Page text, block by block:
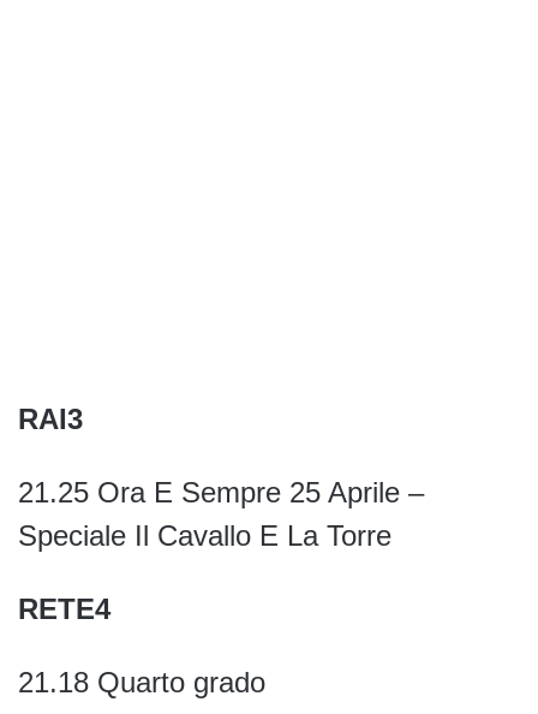
RAI3
21.25 Ora E Sempre 25 Aprile –
Speciale Il Cavallo E La Torre
RETE4
21.18 Quarto grado